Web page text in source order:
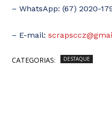
– WhatsApp: (67) 2020-
– E-mail:
CATEGORIAS: DESTAQUE